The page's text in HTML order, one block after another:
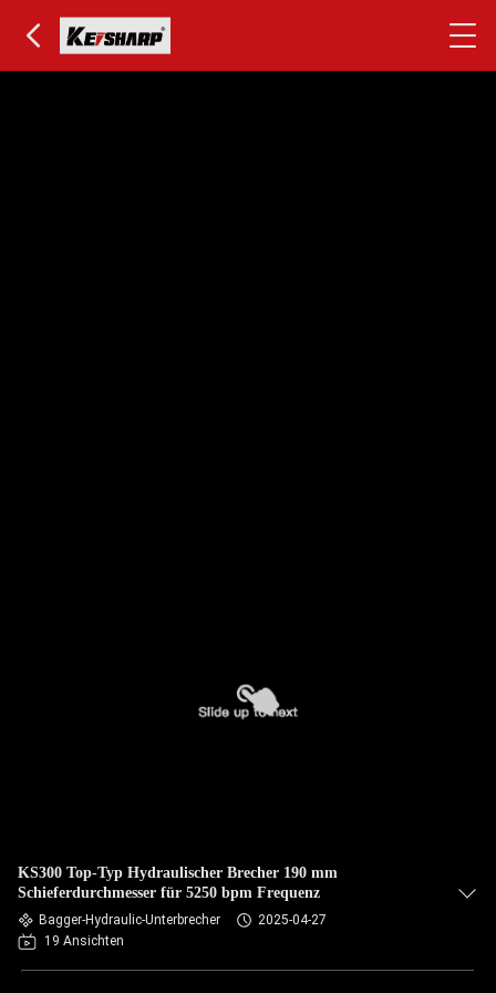
KS300 Top-Typ Hydraulischer Brecher 190 mm
Schieferdurchmesser für 5250 bpm Frequenz
Bagger-Hydraulic-Unterbrecher
2025-04-27
19 Ansichten